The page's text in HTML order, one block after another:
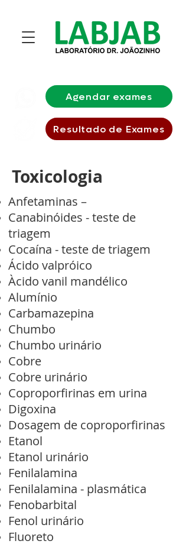
Agendar exames
Resultado de Exames
Toxicologia
Anfetaminas –
Canabinóides - teste de
triagem
Cocaína - teste de triagem
Ácido valpróico
Àcido vanil mandélico
Alumínio
Carbamazepina
Chumbo
Chumbo urinário
Cobre
Cobre urinário
Coproporfirinas em urina
Digoxina
Dosagem de coproporfirinas
Etanol
Etanol urinário
Fenilalamina
Fenilalamina - plasmática
Fenobarbital
Fenol urinário
Fluoreto